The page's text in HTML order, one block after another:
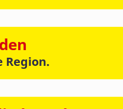
Region.